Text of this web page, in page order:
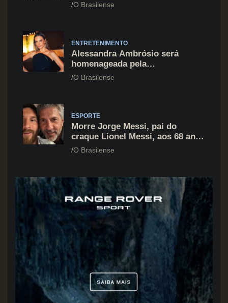
O Brasilense
ENTRETENIMENTO
Alessandra Ambrósio será
homenageada pela
BrazilFoundation no New York
O Brasilense
ESPORTE
Morre Jorge Messi, pai do
craque Lionel Messi, aos 68 anos
na Argentina
O Brasilense